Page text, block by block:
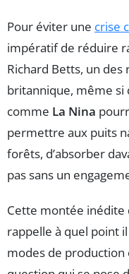
Pour éviter une crise
impératif de réduire
Richard Betts, un des
britannique, même si
comme La Nina
permettre aux puits
forêts, d’absorber
pas sans un
Cette montée inédite
rappelle à quel point
modes de production